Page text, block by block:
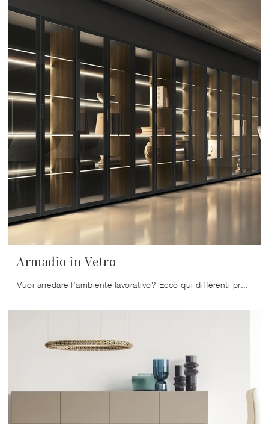
Armadio in Vetro
Vuoi arredare l'ambiente lavorativo? Ecco qui differenti proposte di armadi per ufficio in vetro, come il modello Armadio in Vetro di Colombini ...